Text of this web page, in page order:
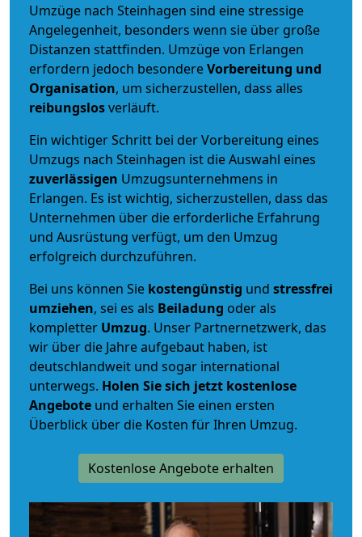
Umzüge nach Steinhagen sind eine stressige
Angelegenheit, besonders wenn sie über große
Distanzen stattfinden. Umzüge von Erlangen
erfordern jedoch besondereVorbereitung und
Organisation, um sicherzustellen, dass alles
reibungslosverläuft.
Ein wichtiger Schritt bei der Vorbereitung eines
Umzugs nach Steinhagen ist die Auswahl eines
zuverlässigen Umzugsunternehmens in
Erlangen. Es ist wichtig, sicherzustellen, dass das
Unternehmen über die erforderliche Erfahrung
und Ausrüstung verfügt, um den Umzug
erfolgreich durchzuführen.
Bei uns können Sie kostengünstig und stressfrei
umziehen, sei es als Beiladung oder als
kompletter Umzug. Unser Partnernetzwerk, das
wir über die Jahre aufgebaut haben, ist
deutschlandweit und sogar international
unterwegs. Holen Sie sich jetzt kostenlose
Angebote und erhalten Sie einen ersten
Überblick über die Kosten für Ihren Umzug.
Kostenlose Angebote erhalten